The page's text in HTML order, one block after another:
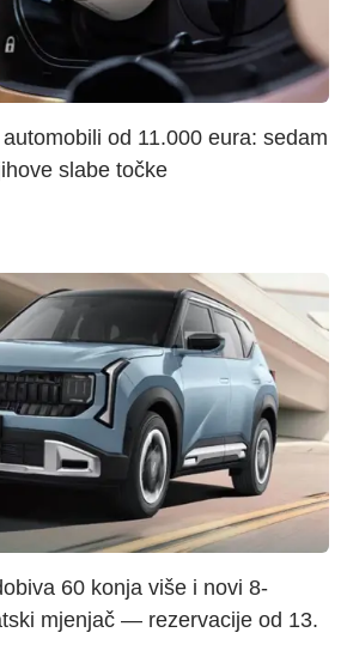
od 11.000 eura: sedam
slabe točke
60 konja više i novi 8-
mjenjač — rezervacije od 13.